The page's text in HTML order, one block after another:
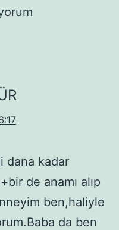
dana kadar
de anamı alıp
ben,haliyle
da ben